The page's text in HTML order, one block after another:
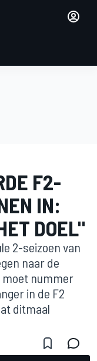
F2-
IN:
DOEL"
2-seizoen van
naar de
moet nummer
in de F2
ditmaal